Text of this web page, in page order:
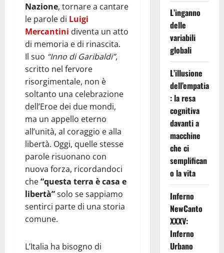
Nazione, tornare a cantare
le parole di Luigi
Mercantini diventa un atto
di memoria e di rinascita.
Il suo “Inno di Garibaldi”,
scritto nel fervore
risorgimentale, non è
soltanto una celebrazione
dell’Eroe dei due mondi,
ma un appello eterno
all’unità, al coraggio e alla
libertà. Oggi, quelle stesse
parole risuonano con
nuova forza, ricordandoci
che“questa terra è casa e
libertà”solo se sappiamo
sentirci parte di una storia
comune.
L’Italia ha bisogno di
L’inganno
delle
variabili
globali
L’illusione
dell’empatia
: la resa
cognitiva
davanti a
macchine
che ci
semplifican
o la vita
Inferno
NewCanto
XXXV:
Inferno
Urbano